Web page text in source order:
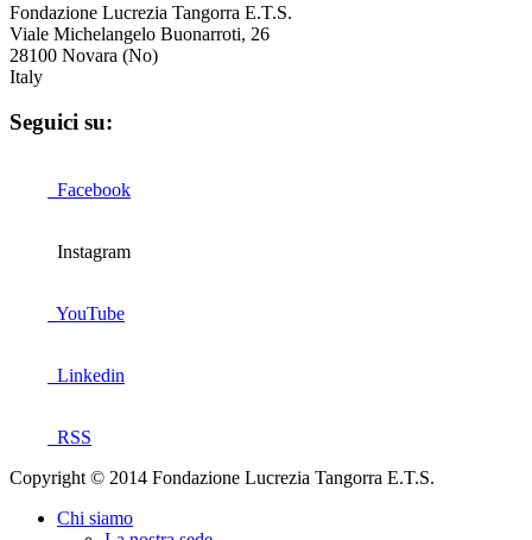
Fondazione Lucrezia Tangorra E.T.S.
Viale Michelangelo Buonarroti, 26
28100 Novara (No)
Italy
Seguici su:
Facebook
Instagram
YouTube
Linkedin
RSS
Copyright © 2014 Fondazione Lucrezia Tangorra E.T.S.
Chi siamo